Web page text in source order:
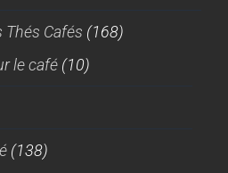
Cafés (168)
le café (10)
(138)